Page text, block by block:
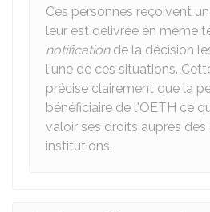
Ces personnes reçoivent
leur est délivrée en même
notificationde la décision
l'une de ces situations.
précise clairement que la
bénéficiaire de l'OETH ce
valoir ses droits auprès
institutions.